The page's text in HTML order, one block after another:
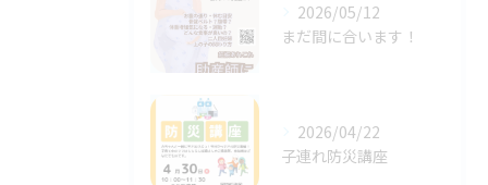
2026/05/12
まだ間に合います！
2026/04/22
子連れ防災講座